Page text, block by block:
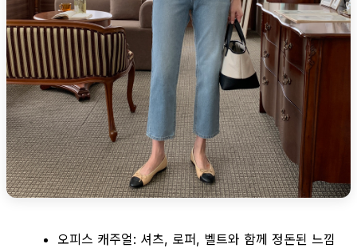
오피스 캐주얼: 셔츠, 로퍼, 벨트와 함께 정돈된 느낌